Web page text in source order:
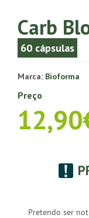
Carb
60 cápsulas
Marca: Bioforma
Preço
Pretendo ser